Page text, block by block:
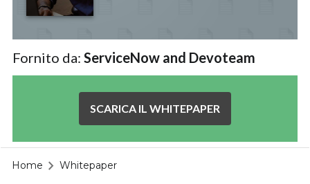
Fornito da:ServiceNow and Devoteam
SCARICA IL WHITEPAPER
Home Whitepaper